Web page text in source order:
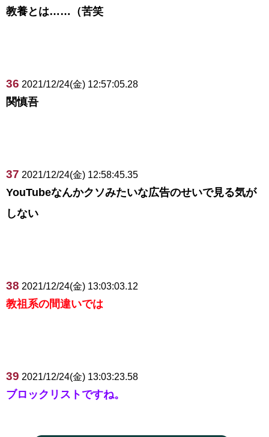
教養とは……（苦笑
36 2021/12/24(金) 12:57:05.28
関慎吾
37 2021/12/24(金) 12:58:45.35
YouTubeなんかクソみたいな広告のせいで見る気が
しない
38 2021/12/24(金) 13:03:03.12
教祖系の間違いでは
39 2021/12/24(金) 13:03:23.58
ブロックリストですね。